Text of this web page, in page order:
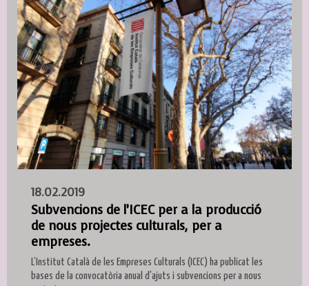
18.02.2019
Subvencions de l’ICEC per a la producció
de nous projectes culturals, per a
empreses.
L’Institut Català de les Empreses Culturals (ICEC) ha publicat les
bases de la convocatòria anual d'ajuts i subvencions per a nous